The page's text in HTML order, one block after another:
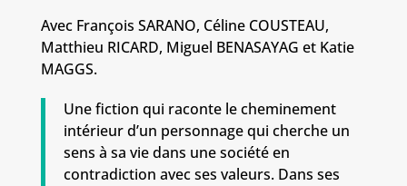
Avec François SARANO, Céline COUSTEAU,
Matthieu RICARD, Miguel BENASAYAG et Katie
MAGGS.
Une fiction qui raconte le cheminement
intérieur d’un personnage qui cherche un
sens à sa vie dans une société en
contradiction avec ses valeurs. Dans ses